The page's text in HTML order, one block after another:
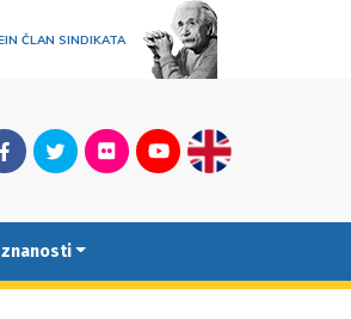
ČLAN SINDIKATA
TwitterFlickrYoutubeEnglish